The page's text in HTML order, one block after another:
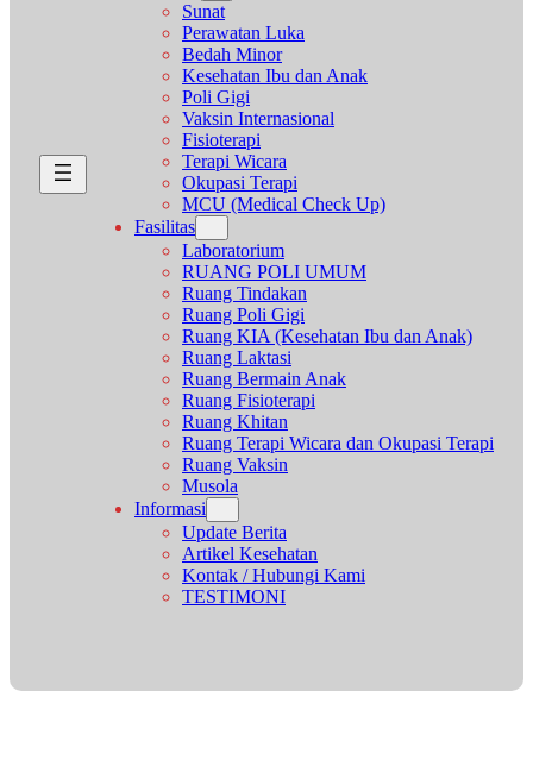
Sunat
Perawatan Luka
Bedah Minor
Kesehatan Ibu dan Anak
Poli Gigi
Vaksin Internasional
Fisioterapi
Terapi Wicara
Okupasi Terapi
MCU (Medical Check Up)
Fasilitas
Laboratorium
RUANG POLI UMUM
Ruang Tindakan
Ruang Poli Gigi
Ruang KIA (Kesehatan Ibu dan Anak)
Ruang Laktasi
Ruang Bermain Anak
Ruang Fisioterapi
Ruang Khitan
Ruang Terapi Wicara dan Okupasi Terapi
Ruang Vaksin
Musola
Informasi
Update Berita
Artikel Kesehatan
Kontak / Hubungi Kami
TESTIMONI